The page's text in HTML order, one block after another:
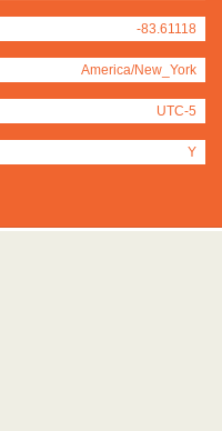
-83.61118
America/New_York
UTC-5
Y